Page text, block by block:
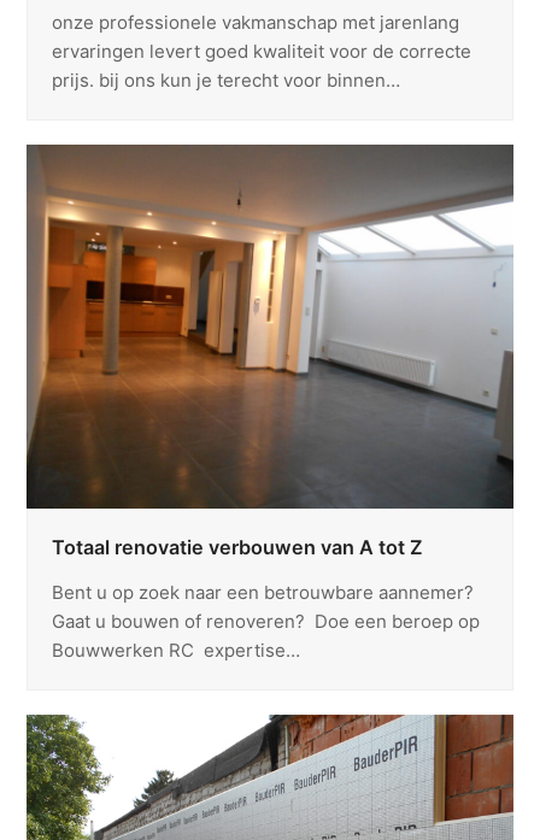
onze professionele vakmanschap met jarenlang
ervaringen levert goed kwaliteit voor de correcte
prijs. bij ons kun je terecht voor binnen…
Totaal renovatie verbouwen van A tot Z
Bent u op zoek naar een betrouwbare aannemer?
Gaat u bouwen of renoveren? Doe een beroep op
Bouwwerken RC expertise…